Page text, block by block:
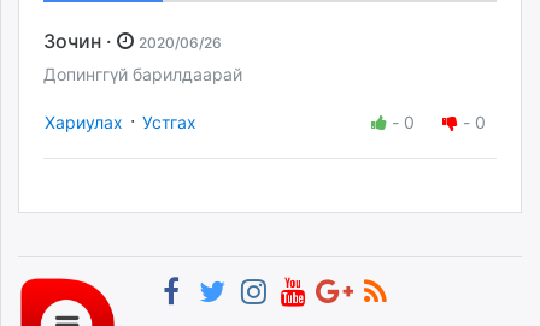
Зочин · 2020/06/26
Допинггүй барилдаарай
Хариулах · Устгах - 0 - 0